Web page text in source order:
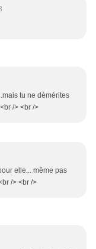
tu ne démérites
/> <br />
elle... même pas
/> <br />